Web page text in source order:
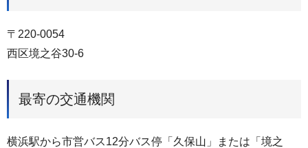
〒220-0054
西区境之谷30-6
最寄の交通機関
横浜駅から市営バス12分バス停「久保山」または「境之